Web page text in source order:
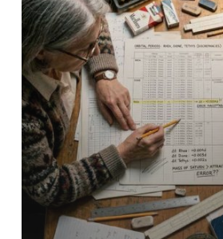
e
altre
supercazzole.